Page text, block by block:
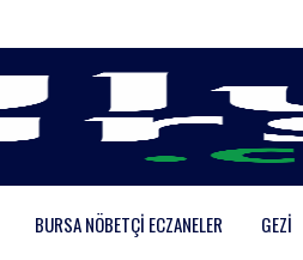
BURSA NÖBETÇI ECZANELER GEZI